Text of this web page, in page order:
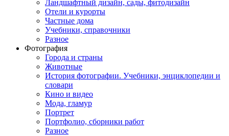
Ландшафтный дизайн, сады, фитодизайн
Отели и курорты
Частные дома
Учебники, справочники
Разное
Фотография
Города и страны
Животные
История фотографии. Учебники, энциклопедии и
словари
Кино и видео
Мода, гламур
Портрет
Портфолио, сборники работ
Разное